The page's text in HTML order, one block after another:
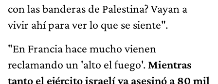
con las banderas de Palestina? Vayan a
vivir ahí para ver lo que se siente".
"En Francia hace mucho vienen
reclamando un 'alto el fuego'. Mientras
tanto el ejército israelí ya asesinó a 80 mil